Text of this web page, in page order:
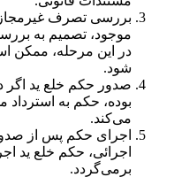
بررسی تصرف غیرمجاز
موجود، تصمیم به
در این مرحله، ممکن
شود.
صدور حکم خلع ید اگر
بوده، حکم به
می‌کند.
اجرای حکم پس از
اجرائی، حکم خلع ید
برمی‌گردد.